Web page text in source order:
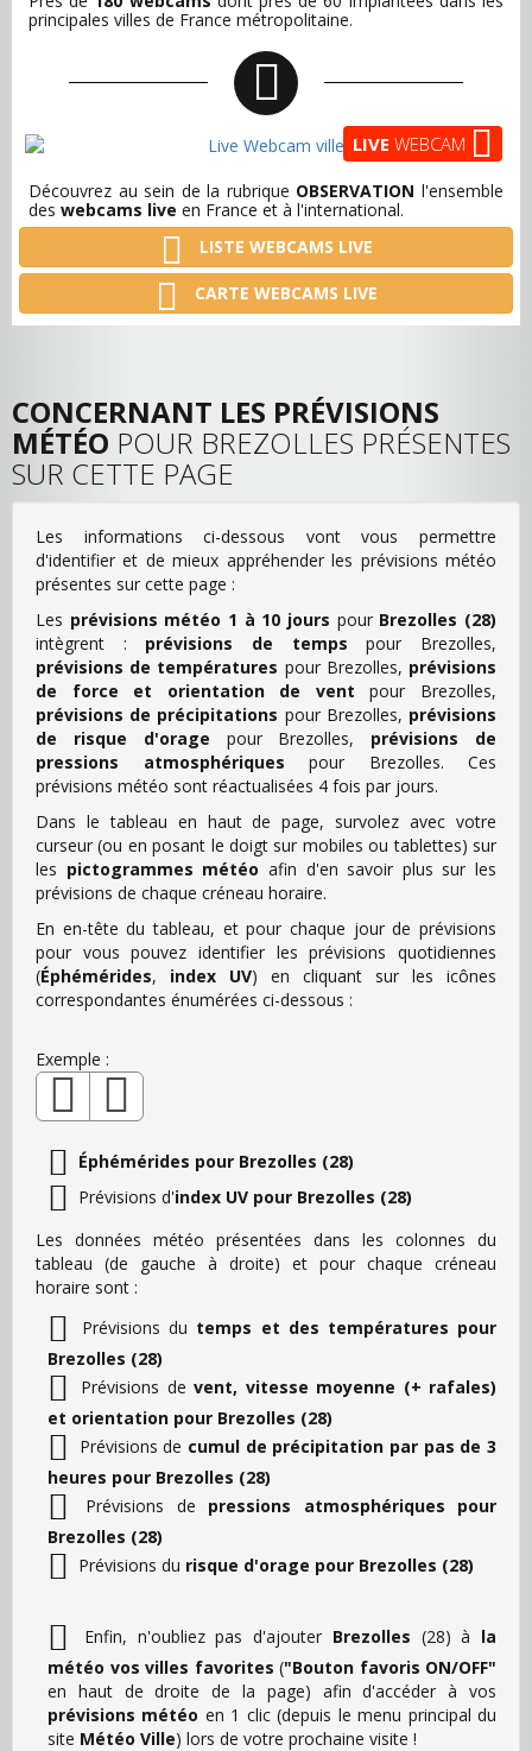
principales villes de France métropolitaine.
LIVE WEBCAM
Découvrez au sein de la rubrique OBSERVATION l'ensemble
des webcams live en France et à l'international.
LISTE WEBCAMS LIVE
CARTE WEBCAMS LIVE
CONCERNANT LES PRÉVISIONS
MÉTÉO POUR BREZOLLES PRÉSENTES
SUR CETTE PAGE
Les informations ci-dessous vont vous permettre
d'identifier et de mieux appréhender les prévisions météo
présentes sur cette page :
Les prévisions météo 1 à 10 jours pour Brezolles (28)
intègrent : prévisions de temps pour Brezolles,
prévisions de températures pour Brezolles, prévisions
de force et orientation de vent pour Brezolles,
prévisions de précipitations pour Brezolles, prévisions
de risque d'orage pour Brezolles, prévisions de
pressions atmosphériques pour Brezolles. Ces
prévisions météo sont réactualisées 4 fois par jours.
Dans le tableau en haut de page, survolez avec votre
curseur (ou en posant le doigt sur mobiles ou tablettes) sur
les pictogrammes météo afin d'en savoir plus sur les
prévisions de chaque créneau horaire.
En en-tête du tableau, et pour chaque jour de prévisions
pour vous pouvez identifier les prévisions quotidiennes
(Éphémérides, index UV) en cliquant sur les icônes
correspondantes énumérées ci-dessous :
Exemple :
Éphémérides pour Brezolles (28)
Prévisions d'index UV pour Brezolles (28)
Les données météo présentées dans les colonnes du
tableau (de gauche à droite) et pour chaque créneau
horaire sont :
Prévisions du temps et des températures pour
Brezolles (28)
Prévisions devent, vitesse moyenne (+ rafales)
et orientation pour Brezolles (28)
Prévisions de cumul de précipitation par pas de 3
heures pour Brezolles (28)
Prévisions de pressions atmosphériques pour
Brezolles (28)
Prévisions du risque d'orage pour Brezolles (28)
Enfin, n'oubliez pas d'ajouter Brezolles (28) à la
météo vos villes favorites ("Bouton favoris ON/OFF"
en haut de droite de la page) afin d'accéder à vos
prévisions météo en 1 clic (depuis le menu principal du
site Météo Ville) lors de votre prochaine visite !